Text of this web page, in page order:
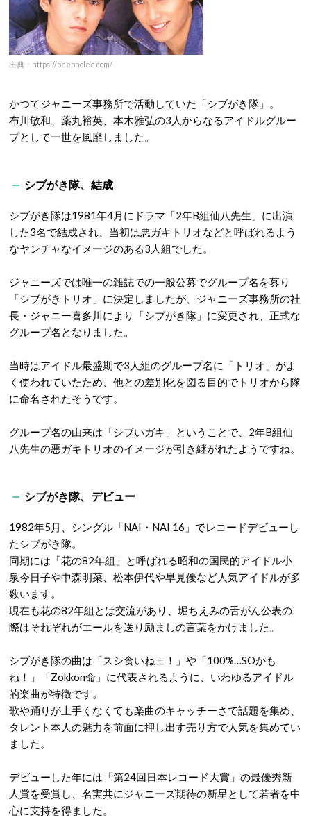
出典：https://peepholee.com/
かつてジャニーズ事務所で活動していた「シブがき隊」。
布川敏和、薬丸裕英、本木雅弘の3人からなるアイドルグルー
プとして一世を風靡しました。
シブがき隊、結成
シブがき隊は1981年4月にドラマ「2年B組仙八先生」に出演
した3名で結成され、当初は悪ガキトリオなどと呼ばれるよう
なヤンチャなイメージのある3人組でした。
ジャニーズでは唯一の雑誌での一般公募でグループ名を募り
「シブがきトリオ」に決定しましたが、ジャニーズ事務所の社
長・ジャニー喜多川により「シブがき隊」に変更され、正式な
グループ名となりました。
当時はアイドル最盛期で3人組のグループ名に「トリオ」がよ
く使われていたため、他との差別化を図る目的でトリオから隊
に命名されたそうです。
グループ名の由来は「シブいガキ」ということで、2年B組仙
八先生の悪ガキトリオのイメージが引き継がれたようですね。
シブがき隊、デビュー
1982年5月、シングル「NAI・NAI 16」でレコードデビューし
たシブがき隊。
同期には「花の82年組」と呼ばれる昭和の国民的アイドル小
泉今日子や中森明菜、松本伊代や早見優など人気アイドルが多
数います。
現在も花の82年組とは交流があり、堀ちえみの舌がん公表の
際はそれぞれがエールを送り励ましの言葉をかけました。
シブがき隊の曲は「スシ食いねェ！」や「100%…SOかも
ね！」「Zokkon命」に代表されるように、いわゆるアイドル
的楽曲が特徴です。
歌や踊りが上手くなくても楽曲のキャッチーさで話題を集め、
タレント本人の魅力を前面に押し出す売り方で人気を集めてい
ました。
デビューした年には「第24回日本レコード大賞」の最優秀新
人賞を受賞し、名実共にジャニーズ期待の新星として若者を中
心に支持を得ました。